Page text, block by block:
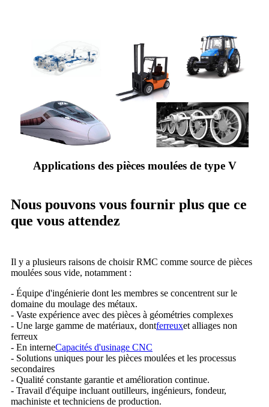
Applications des pièces moulées de type V
Nous pouvons vous fournir plus que ce
que vous attendez
Il y a plusieurs raisons de choisir RMC comme source de pièces
moulées sous vide, notamment :
- Équipe d'ingénierie dont les membres se concentrent sur le
domaine du moulage des métaux.
- Vaste expérience avec des pièces à géométries complexes
- Une large gamme de matériaux, dontferreuxet alliages non
ferreux
- En interneCapacités d'usinage CNC
- Solutions uniques pour les pièces moulées et les processus
secondaires
- Qualité constante garantie et amélioration continue.
- Travail d'équipe incluant outilleurs, ingénieurs, fondeur,
machiniste et techniciens de production.